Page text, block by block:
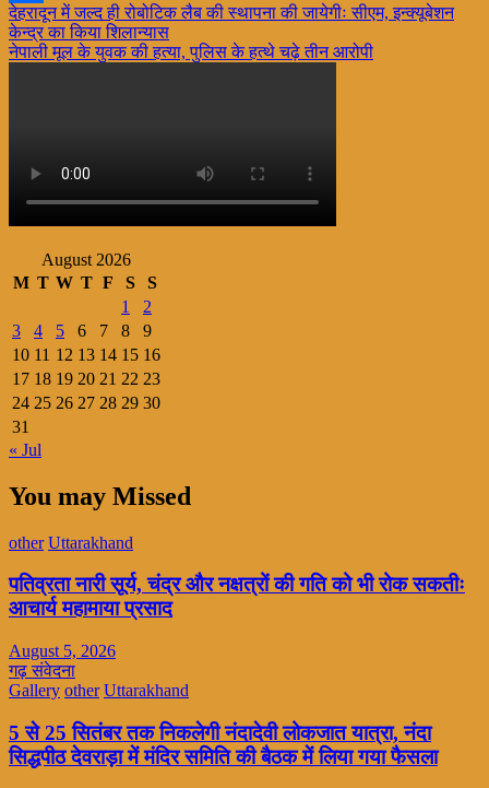
Share
Post
navigation
देहरादून में जल्द ही रोबोटिक लैब की स्थापना की जायेगीः सीएम, इन्क्यूबेशन
केन्द्र का किया शिलान्यास
नेपाली मूल के युवक की हत्या, पुलिस के हत्थे चढ़े तीन आरोपी
August 2026
M T W T F S
S
1
2
3
4 5 6 7 8
9
10 11 12 13 14 15 16
17 18 19 20 21 22 23
24 25 26 27 28 29 30
31
« Jul
You may Missed
other Uttarakhand
पतिव्रता नारी सूर्य, चंद्र और नक्षत्रों की गति को भी रोक सकतीः
आचार्य महामाया प्रसाद
August 5, 2026
गढ़ संवेदना
Gallery other Uttarakhand
5 से 25 सितंबर तक निकलेगी नंदादेवी लोकजात यात्रा, नंदा
सिद्धपीठ देवराड़ा में मंदिर समिति की बैठक में लिया गया फैसला